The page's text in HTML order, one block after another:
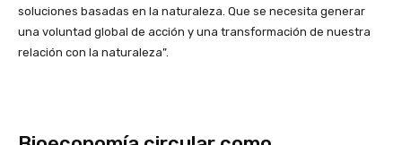
soluciones basadas en la naturaleza. Que se necesita generar
una voluntad global de acción y una transformación de nuestra
relación con la naturaleza”.